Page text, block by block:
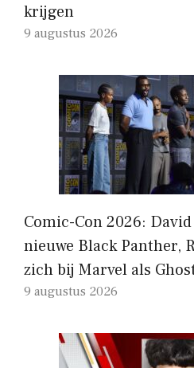
krijgen
9 augustus 2026
Comic-Con 2026:
nieuwe Black Panther,
zich bij Marvel als
9 augustus 2026